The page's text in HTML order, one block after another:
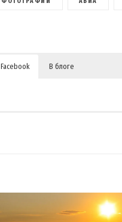
Facebook В блоге
Владимир Шебзухов
14 ЛЕТ AGO